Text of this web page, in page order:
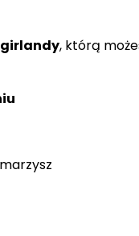
, którą